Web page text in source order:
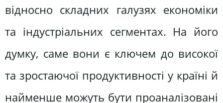
відносно складних галузях економіки
та індустріальних сегментах. На його
думку, саме вони є ключем до високої
та зростаючої продуктивності у країні й
найменше можуть бути проаналізовані